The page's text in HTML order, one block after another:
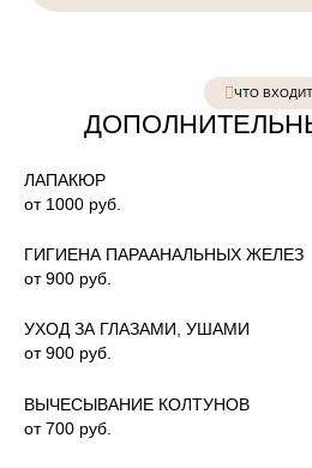
ЧТО ВХОДИТ
ЛАПАКЮР
от 1000 руб.
ГИГИЕНА ПАРААНАЛЬНЫХ ЖЕЛЕЗ
от 900 руб.
УХОД ЗА ГЛАЗАМИ, УШАМИ
от 900 руб.
ВЫЧЕСЫВАНИЕ КОЛТУНОВ
от 700 руб.